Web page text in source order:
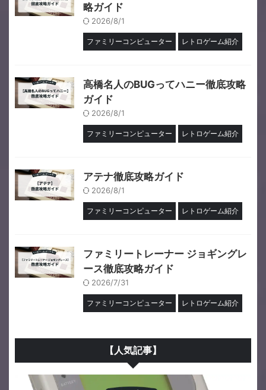
略ガイド
2026/8/1
ファミリーコンピューター レトロゲーム紹介
高橋名人のBUGってハニー徹底攻略
ガイド
2026/8/1
ファミリーコンピューター レトロゲーム紹介
アテナ徹底攻略ガイド
2026/8/1
ファミリーコンピューター レトロゲーム紹介
ファミリートレーナー ジョギングレ
ース徹底攻略ガイド
2026/7/31
ファミリーコンピューター レトロゲーム紹介
【人気記事】